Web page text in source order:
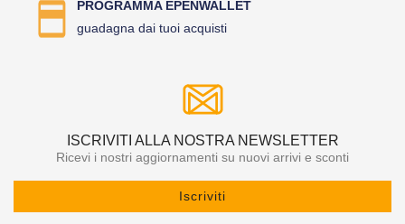
PROGRAMMA EPENWALLET
guadagna dai tuoi acquisti
ISCRIVITI ALLA NOSTRA NEWSLETTER
Ricevi i nostri aggiornamenti su nuovi arrivi e sconti
Iscriviti